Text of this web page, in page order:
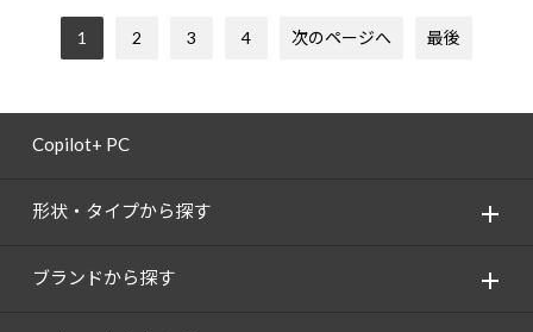
1 2 3 4 次のページへ 最後
Copilot+ PC
形状・タイプから探す
ブランドから探す